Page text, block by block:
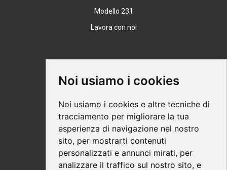
Noi usiamo i cookies
Noi usiamo i cookies e altre tecniche di
tracciamento per migliorare la tua
esperienza di navigazione nel nostro
sito, per mostrarti contenuti
personalizzati e annunci mirati, per
analizzare il traffico sul nostro sito, e
Modello 231
Lavora con noi
Supporto
Modalità di acquisto
Ebook help
Privacy
Recesso